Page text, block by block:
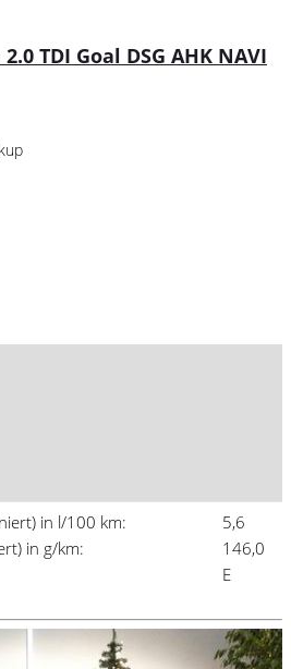
TDI Goal DSG AHK NAVI
in l/100 km:
5,6
in g/km:
146,0
E